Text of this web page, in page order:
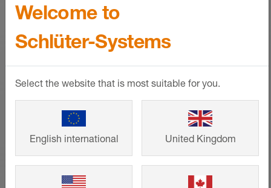
Referenser
Från småhus till stora projekt –
intelligenta lösningar från Schlüter-
Systems som bidrar till ett snyggt
formspråk och lång livslängd. Titta på
andra kunders färdiga bygg- och
renoveringsprojekt och hämta inspiration
till ditt eget projekt.
Welcome to
Schlüter-Systems
Select the website that is most suitable for you.
English international United Kingdom